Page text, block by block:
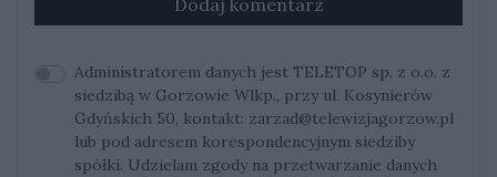
Dodaj komentarz
Administratorem danych jest TELETOP sp. z o.o. z
siedzibą w Gorzowie Wlkp., przy ul. Kosynierów
Gdyńskich 50, kontakt: zarzad@telewizjagorzow.pl
lub pod adresem korespondencyjnym siedziby
spółki. Udzielam zgody na przetwarzanie danych